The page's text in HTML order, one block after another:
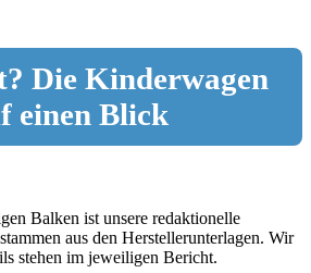
Die Kinderwagen
einen Blick
Balken ist unsere redaktionelle
aus den Herstellerunterlagen. Wir
stehen im jeweiligen Bericht.